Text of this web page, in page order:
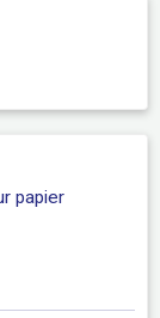
papier